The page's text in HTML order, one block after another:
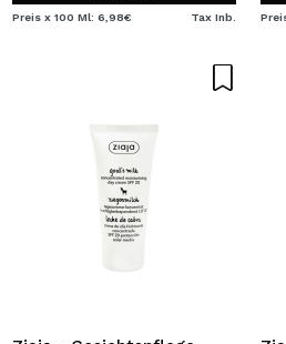
Preis x 100 Ml: 6,98€ Tax Inb.